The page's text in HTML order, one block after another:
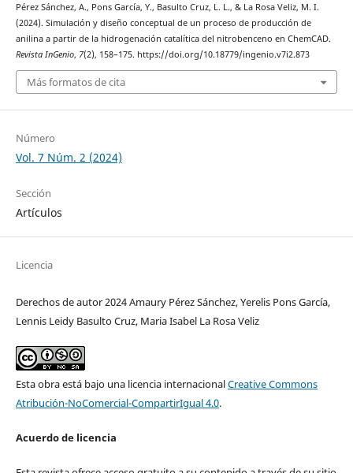
Pérez Sánchez, A., Pons García, Y., Basulto Cruz, L. L., & La Rosa Veliz, M. I.
(2024). Simulación y diseño conceptual de un proceso de producción de
anilina a partir de la hidrogenación catalítica del nitrobenceno en ChemCAD.
Revista InGenio, 7(2), 158–175. https://doi.org/10.18779/ingenio.v7i2.873
Más formatos de cita
Número
Vol. 7 Núm. 2 (2024)
Sección
Artículos
Licencia
Derechos de autor 2024 Amaury Pérez Sánchez, Yerelis Pons García,
Lennis Leidy Basulto Cruz, Maria Isabel La Rosa Veliz
Esta obra está bajo una licencia internacionalCreative Commons
Atribución-NoComercial-CompartirIgual 4.0.
Acuerdo de licencia